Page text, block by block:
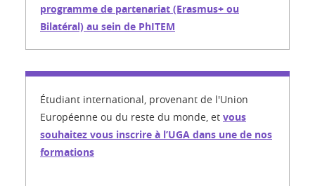
programme de partenariat (Erasmus+ ou
Bilatéral) au sein de PhITEM
Étudiant international, provenant de l'Union
Européenne ou du reste du monde, et vous
souhaitez vous inscrire à l’UGA dans une de nos
formations